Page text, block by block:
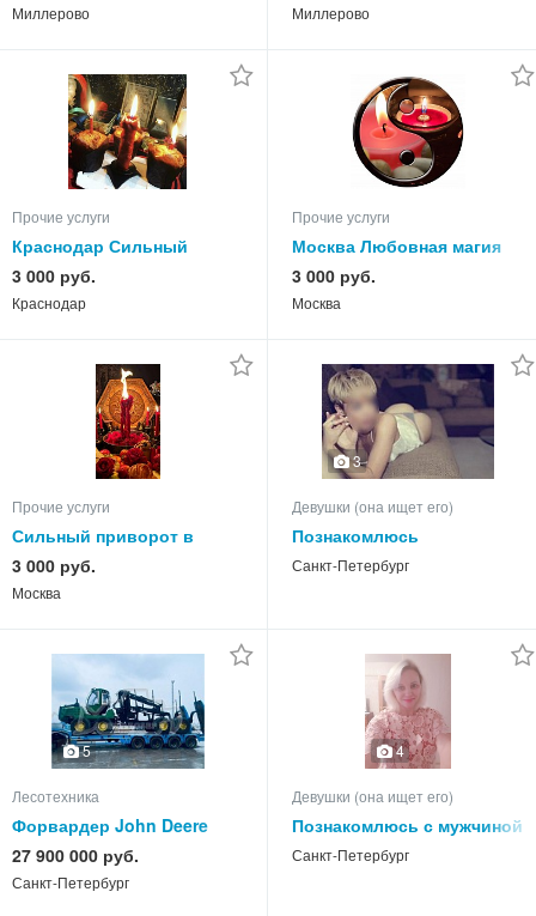
Миллерово Миллерово
Прочие услуги
Краснодар Сильный
Приворот с Подавлением
воли Человека,
Послушанием,Страсть на
3 000 руб.
Краснодар
Прочие услуги
Москва Любовная магия
мощный приворот на всю
жизнь
3 000 руб.
Москва
Прочие услуги
Сильный приворот в
Москве с Подавлением
Подчинением воли
3 000 руб.
Москва
3
Девушки (она ищет его)
Познакомлюсь
и.Академическая
Санкт-Петербург
5
Лесотехника
Форвардер John Deere
1510 8W, из Европы, в
наличии
27 900 000 руб.
Санкт-Петербург
4
Девушки (она ищет его)
Познакомлюсь с мужчиной
Санкт-Петербург